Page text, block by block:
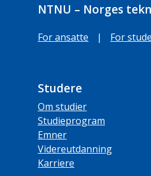
NTNU – Norges
For ansatte | For
Studere
Om studier
Studieprogram
Emner
Videreutdanning
Karriere